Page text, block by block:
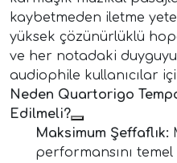
kaybetmeden iletme
yüksek çözünürlüklü
ve her notadaki
audiophile kullanıcılar
Neden Quartorigo
Edilmeli?
Maksimum Şeffaflık:
performansını